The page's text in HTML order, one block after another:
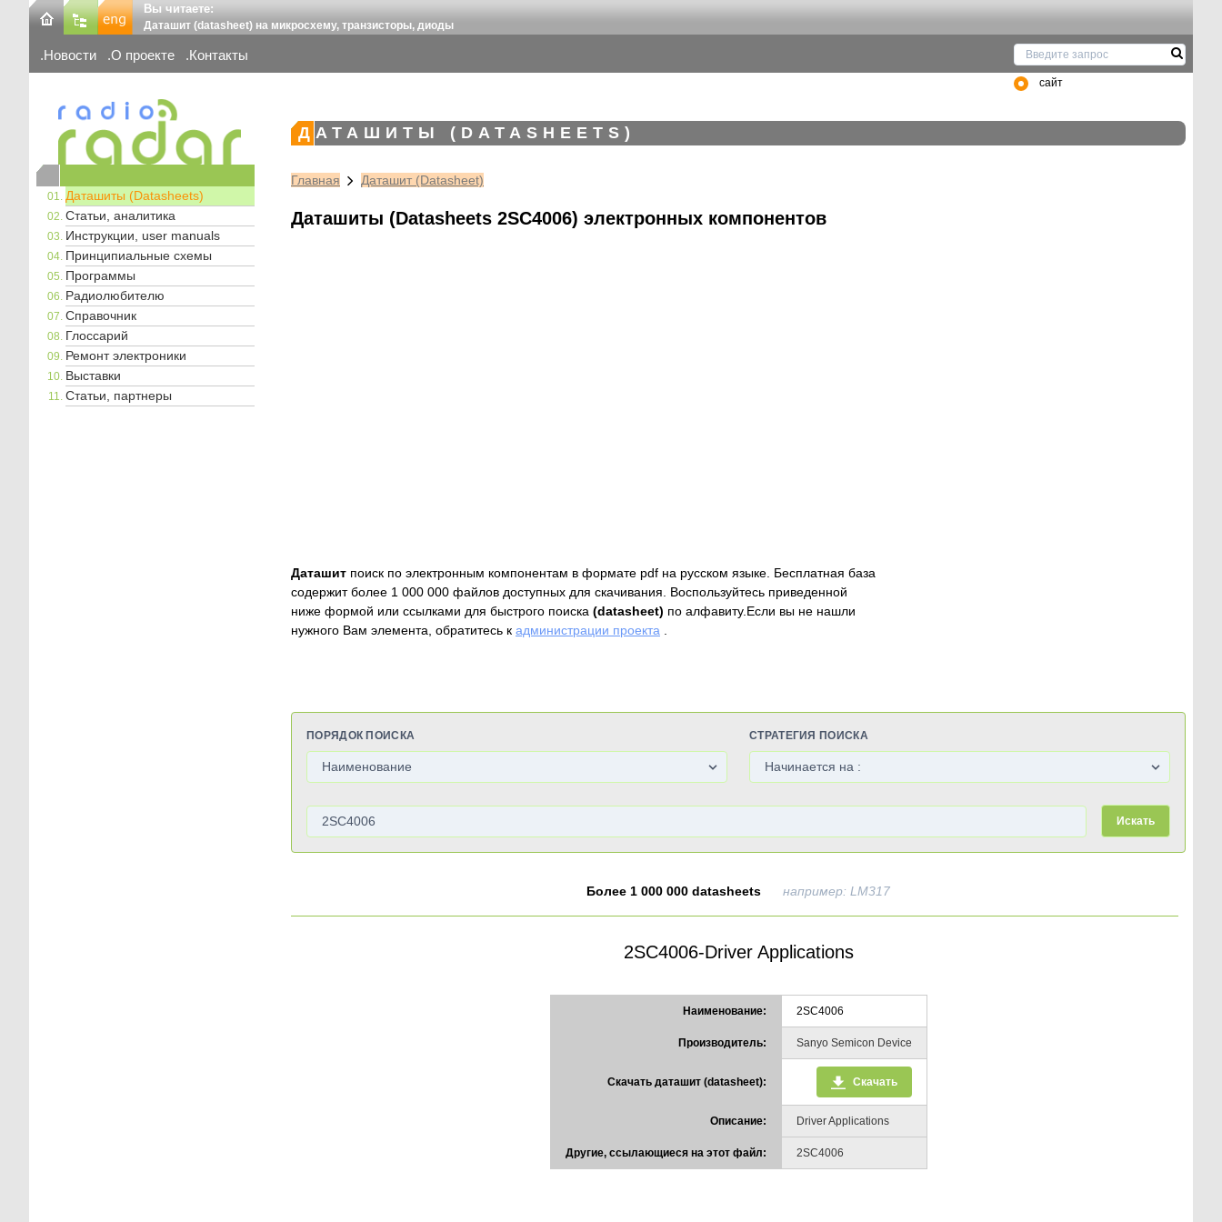
Вы читаете:
Даташит (datasheet) на микросхему, транзисторы, диоды
Новости О проекте Контакты
сайт
Даташиты (Datasheets)
Статьи, аналитика
Инструкции, user manuals
Принципиальные схемы
Программы
Радиолюбителю
Справочник
Глоссарий
Ремонт электроники
Выставки
Статьи, партнеры
ДАТАШИТЫ (DATASHEETS)
Главная Даташит (Datasheet)
Даташиты (Datasheets 2SC4006) электронных компонентов
Даташит поиск по электронным компонентам в формате pdf на русском языке. Бесплатная база
содержит более 1 000 000 файлов доступных для скачивания. Воспользуйтесь приведенной
ниже формой или ссылками для быстрого поиска (datasheet) по алфавиту.Если вы не нашли
нужного Вам элемента, обратитесь к администрации проекта .
ПОРЯДОК ПОИСКА СТРАТЕГИЯ ПОИСКА
Искать
Более 1 000 000 datasheets например: LM317
2SC4006-Driver Applications
Наименование: 2SC4006
Производитель: Sanyo Semicon Device
Скачать даташит (datasheet): Скачать
Описание: Driver Applications
Другие, ссылающиеся на этот файл: 2SC4006